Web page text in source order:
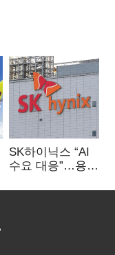
SK하이닉스 “AI
수요 대응”…용인
투자